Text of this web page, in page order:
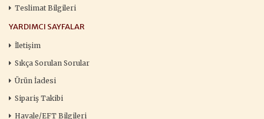
Teslimat Bilgileri
YARDIMCI SAYFALAR
İletişim
Sıkça Sorulan Sorular
Ürün İadesi
Sipariş Takibi
Havale/EFT Bilgileri